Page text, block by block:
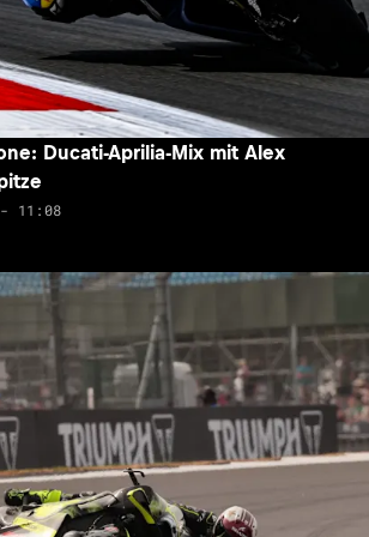
Ducati-Aprilia-Mix mit Alex
11:08